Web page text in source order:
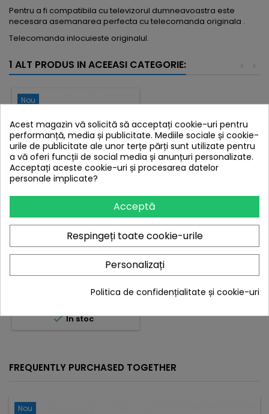
Pentru a fi compatibila cu televizorul dumneavoastra este
necesara asemanarea perfecta cu telecomanda originala .
Telecomanda inlocuieste originalul.
1 ALT PRODUS IN ACEEASI CATEGORIE: >
<
Nou
TELECOMANDA SHOV,
HYUNDAI
Pret
15,73 lei
In stoc
FREQUENTLY PURCHASED TOGETHER
Nou
Acest magazin vă solicită să acceptați cookie-uri pentru
performanță, media și publicitate. Mediile sociale și cookie-
urile de publicitate ale unor terțe părți sunt utilizate pentru
a vă oferi funcții de social media și anunțuri personalizate.
Acceptați aceste cookie-uri și procesarea datelor
personale implicate?
Acceptă
Respingeți toate cookie-urile
Personalizați
Politica de confidențialitate și cookie-uri